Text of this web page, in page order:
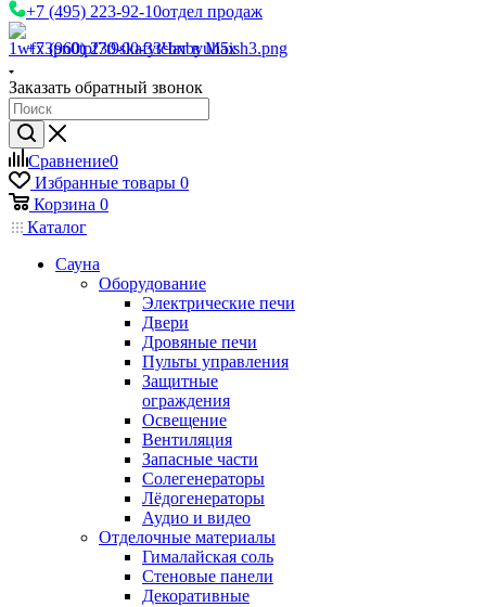
+7 (495) 223-92-10отдел продаж
+7 (960) 230-00-33Чат в Max
Заказать обратный звонок
Сравнение0
Избранные товары 0
Корзина 0
Каталог
Сауна
Оборудование
Электрические печи
Двери
Дровяные печи
Пульты управления
Защитные
ограждения
Освещение
Вентиляция
Запасные части
Солегенераторы
Лёдогенераторы
Аудио и видео
Отделочные материалы
Гималайская соль
Стеновые панели
Декоративные